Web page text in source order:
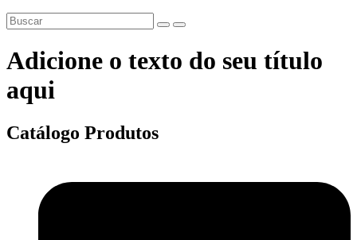
Adicione o texto do seu título
aqui
Catálogo Produtos